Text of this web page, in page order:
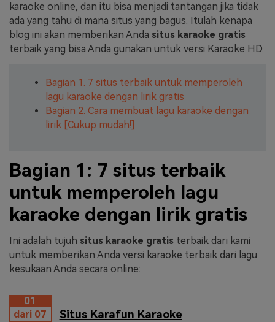
karaoke online, dan itu bisa menjadi tantangan jika tidak
ada yang tahu di mana situs yang bagus. Itulah kenapa
blog ini akan memberikan Anda situs karaoke gratis
terbaik yang bisa Anda gunakan untuk versi Karaoke HD.
Bagian 1. 7 situs terbaik untuk memperoleh
lagu karaoke dengan lirik gratis
Bagian 2. Cara membuat lagu karaoke dengan
lirik [Cukup mudah!]
Bagian 1: 7 situs terbaik
untuk memperoleh lagu
karaoke dengan lirik gratis
Ini adalah tujuh situs karaoke gratis terbaik dari kami
untuk memberikan Anda versi karaoke terbaik dari lagu
kesukaan Anda secara online:
01
dari 07
Situs Karafun Karaoke